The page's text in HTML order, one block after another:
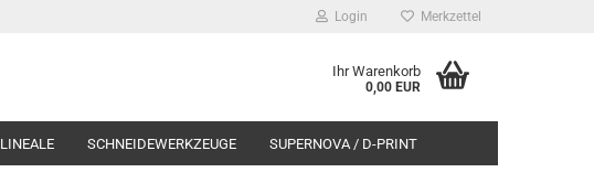
Login Merkzettel
Ihr Warenkorb
0,00 EUR
SCHNEIDEWERKZEUGE SUPERNOVA / D-PRINT